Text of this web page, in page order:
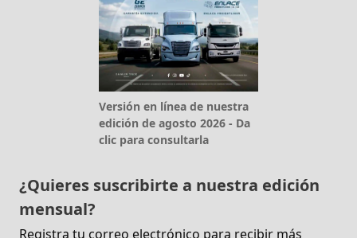
Versión en línea de nuestra
edición de agosto 2026 - Da
clic para consultarla
¿Quieres suscribirte a nuestra edición
mensual?
Registra tu correo electrónico para recibir más